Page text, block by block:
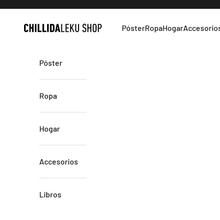
Chillida Leku PósterRopaHogar
Póster
Ropa
Hogar
Accesorios
Libros